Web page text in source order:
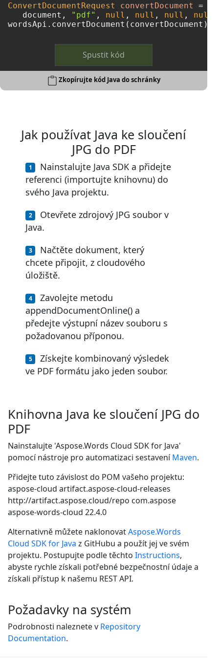
ConvertDocumentRequest
convertDocument =
   document,
"pdf" , null , null , null , null
Spustit kód
Zkopírujte kód Java do schránky
Jak používat Java ke sloučení
JPG do PDF
Nainstalujte Java SDK a přidejte
referenci (importujte knihovnu) do
svého Java projektu.
Otevřete zdrojový JPG soubor v
Java.
Načtěte dokument, který
chcete připojit, z cloudového
úložiště.
Zavolejte metodu
appendDocumentOnline() a
předejte výstupní název souboru s
požadovanou příponou.
Získejte kombinovaný výsledek
ve PDF formátu jako jeden soubor.
Knihovna Java ke sloučení JPG do
PDF
Nainstalujte 'Aspose.Words Cloud SDK for Java'
pomocí nástroje pro automatizaci sestaveníMaven.
Přidejte tuto závislost do POM vašeho projektu:
aspose-cloud artifact.aspose-cloud-releases
http://artifact.aspose.cloud/repo com.aspose
aspose-words-cloud 22.4.0
Alternativně můžete naklonovatAspose.Words
Cloud SDK for Java z GitHubu a použít jej ve svém
projektu. Postupujte podle těchto Instructions,
abyste rychle získali potřebné bezpečnostní údaje a
získali přístup k našemu REST API.
Požadavky na systém
Podrobnosti naleznete v Repository
Documentation.